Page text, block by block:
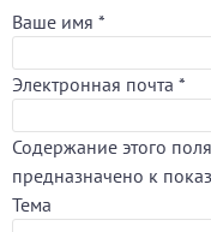
Ваше имя *
Электронная почта *
Содержание этого
предназначено к
Тема